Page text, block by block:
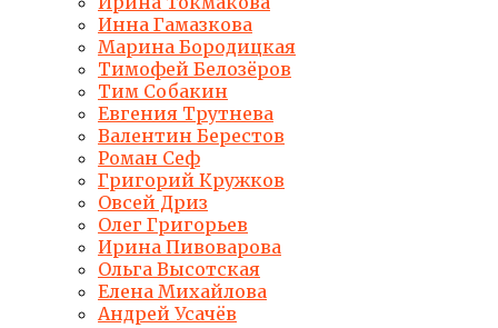
Инна Гамазкова
Марина Бородицкая
Тимофей Белозёров
Тим Собакин
Евгения Трутнева
Валентин Берестов
Роман Сеф
Григорий Кружков
Овсей Дриз
Олег Григорьев
Ирина Пивоварова
Ольга Высотская
Елена Михайлова
Андрей Усачёв